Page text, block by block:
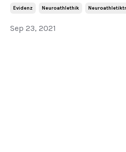
Evidenz Neuroathlethik
Sep 23, 2021